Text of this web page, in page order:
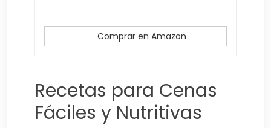
Comprar en Amazon
Recetas para Cenas
Fáciles y Nutritivas